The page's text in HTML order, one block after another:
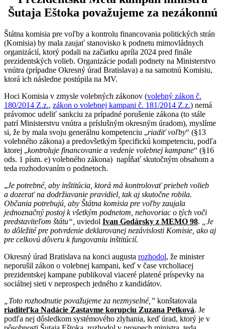
Šutaja Eštoka považujeme za nezákonnú
Štátna komisia pre voľby a kontrolu financovania politických strán
(Komisia) by mala zaujať stanovisko k podnetu mimovládnych
organizácií, ktorý podali na začiatku apríla 2024 pred finále
prezidentských volieb. Organizácie podali podnety na Ministerstvo
vnútra (prípadne Okresný úrad Bratislava) a na samotnú Komisiu,
ktorá ich následne postúpila na MV.
Hoci Komisia v zmysle volebných zákonov (volebný zákon č.
180/2014 Z.z., zákon o volebnej kampani č. 181/2014 Z.z.) nemá
právomoc udeliť sankciu za prípadné porušenie zákona (to stále
patrí Ministerstvu vnútra a príslušným okresným úradom), myslíme
si, že by mala svoju generálnu kompetenciu „riadiť voľby“ (§13
volebného zákona) a predovšetkým špecifickú kompetenciu, podľa
ktorej „kontroluje financovanie a vedenie volebnej kampane“ (§16
ods. 1 písm. e) volebného zákona) napĺňať skutočným obsahom a
teda rozhodovaním o podnetoch.
„Je potrebné, aby inštitúcia, ktorá má kontrolovať priebeh volieb
a dozerať na dodržiavanie pravidiel, tak aj skutočne robila.
Občania potrebujú, aby Štátna komisia pre voľby zaujala
jednoznačný postoj k všetkým podnetom, nehovoriac o tých voči
predstaviteľom štátu“, uviedol Ivan Godársky z MEMO 98.
„Je
to dôležité pre potvrdenie deklarovanej nezávislosti Komisie, ako aj
pre celkovú dôveru k fungovaniu inštitúcií.
Okresný úrad Bratislava na konci augusta rozhodol, že minister
neporušil zákon o volebnej kampani, keď v čase vrcholiacej
prezidentskej kampane publikoval viaceré platené príspevky na
sociálnej sieti v neprospech jedného z kandidátov.
„Toto rozhodnutie považujeme za nezmyselné,” konštatovala
riaditeľka Nadácie Zastavme korupciu Zuzana Petková. Je
podľa nej dôsledkom systémového zlyhania, keď úrad, ktorý je v